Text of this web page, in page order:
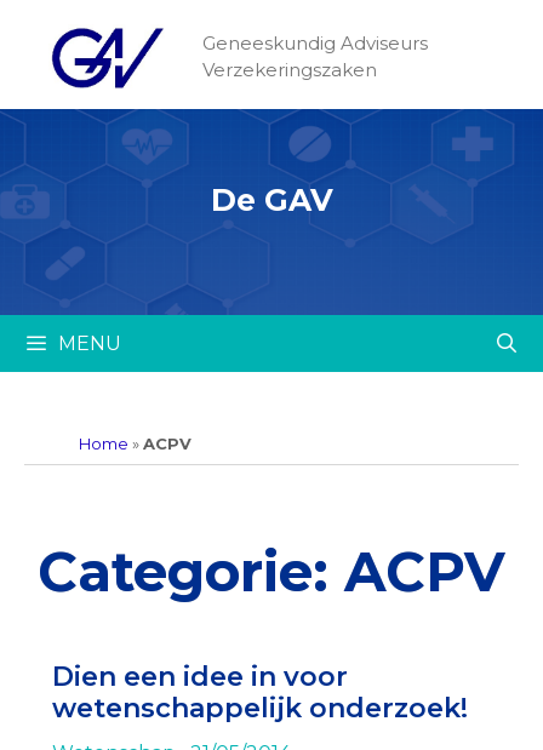
Geneeskundig Adviseurs
Verzekeringszaken
De GAV
MENU
Home »ACPV
Categorie: ACPV
Dien een idee in voor
wetenschappelijk onderzoek!